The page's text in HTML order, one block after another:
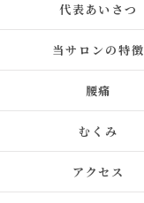
代表あいさつ
当サロンの特徴
腰痛
むくみ
アクセス